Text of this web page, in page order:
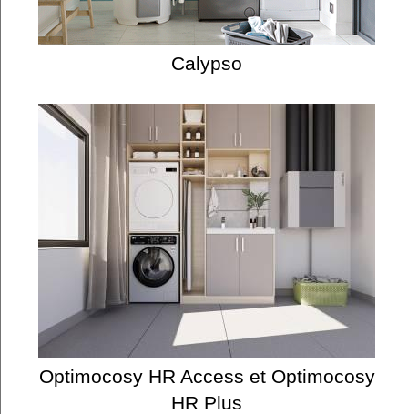
Calypso
Optimocosy HR Access et Optimocosy
HR Plus